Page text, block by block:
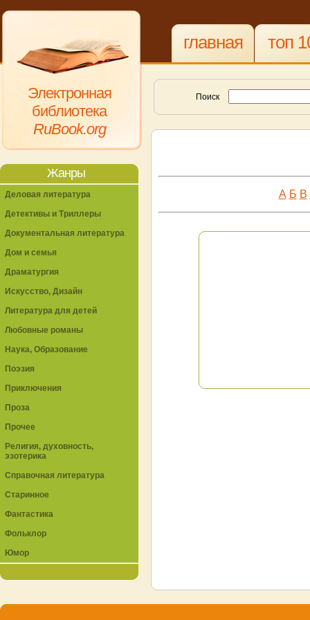
Электронная
библиотека
RuBook.org
главная топ
Поиск
А Б В
Жанры
Деловая литература
Детективы и Триллеры
Документальная литература
Дом и семья
Драматургия
Искусство, Дизайн
Литература для детей
Любовные романы
Наука, Образование
Поэзия
Приключения
Проза
Прочее
Религия, духовность,
эзотерика
Справочная литература
Старинное
Фантастика
Фольклор
Юмор